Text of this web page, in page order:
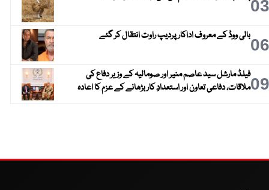
03
06بالی ووڈ کے معروف اداکار پردیپ راوت انتقال کر گئے
09فیلڈ مارشل سید عاصم منیر اور صومالیہ کے وزیر دفاع کی
ملاقات، دفاعی تعاون اور استعدادِ کار بڑھانے کے عزم کا اعادہ